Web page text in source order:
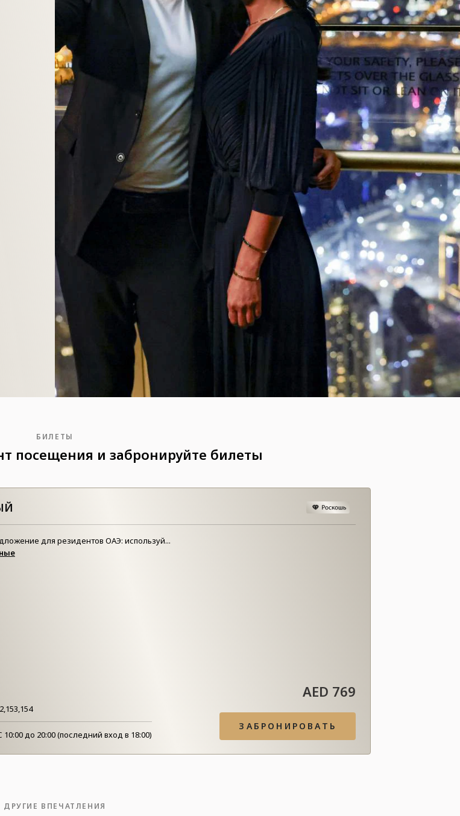
БИЛЕТЫ
посещения и забронируйте билеты
для резидентов ОАЭ: используй...
10:00 до 20:00 (последний вход в 18:00)
AED 769
ЗАБРОНИРОВАТЬ
ДРУГИЕ ВПЕЧАТЛЕНИЯ